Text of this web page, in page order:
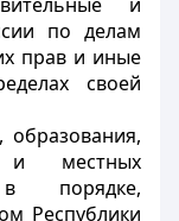
по делам
прав и иные
своей
образования,
и местных
в порядке,
Республики